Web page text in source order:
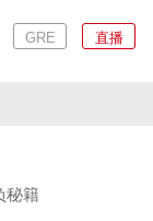
GRE 直播
秘籍